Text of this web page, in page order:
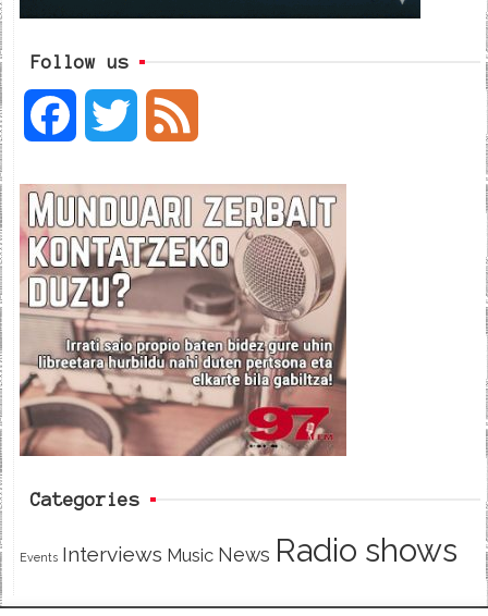
Follow us
c
e
b
o
o
i
t
t
e
e
d
Categories
Events Interviews Music News Radio shows